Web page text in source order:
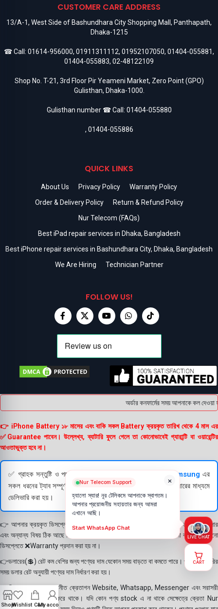
CUSTOMER CARE ADDRESS
13/A-1, West Side of Bashundhara City Shopping Mall, Panthapath,
Dhaka-1215
☎ Call: 01614-956000, 01911311112, 01952107050, 01404-055881,
01404-055883, 02-48122109
Shop No. T-21, 3rd Floor Pir Yeameni Market, Zero Point (GPO)
Gulisthan, Dhaka-1000.
Gulisthan number ☎ Call: 01404-055880
, 01404-055886
QUICK LINKS
About Us Privacy Policy
Warranty Policy
Order & Delivery Policy
Return & Refund Policy
Nur Telecom (FAQs)
Best iPad repair services in Dhaka, Bangladesh
Best iPhone repair services in Bashundhara City, Dhaka, Bangladesh
We Are Hiring
Technician Partner
FOLLOW US!
অর্ডার কনফার্মের সময় আপনাকে কল
👉 iPhone Battery ১৮ মাসের এবং বাকি সকল Battery ক্রয়কৃত তারিখ থেকে 4 মাস এর
✅Guarantee পাবেন। উল্লেখ্য, ব্যাটারি ফুলে গেলে তা কোনোভাবেই গ্যারান্টি বা ওয়ারেন্টির
আওতাভুক্ত হবে না।
✅ গ্রাহক সন্তুষ্টি ও পণ্যের স্বচ্ছতা নিশ্চিত করতে Samsung এর
সকল ধরনের ট্যাব সম্পূর্ণরূপে যাচাই (Check) করার পরই বিক্রি ও কুরিয়ারের মাধ্যমে
ডেলিভারি করা হয়।
👉 আপনার ক্রয়কৃত ডিসপ্লে স্থায়ী ভাবে লাগানোর আগে মোবাইলে লাগিয়ে চেক করে নিবেন কালার
এবং অন্যান্য বিষয় ঠিক আছে কিনা। শতভাগ নিশ্চিত হয়ে পলি তুলবেন। পলি তোলা বা আঠা লাগানো
ডিসপ্লেতে ❌Warranty প্রদান করা হয় না।
👉ডলারের(💲) রেট কম বেশির জন্য পণ্যের দাম যেকোন সময় বাড়তে বা কমতে পারে। পণ্য ডেলিভারির
সময় ডলার রেট অনুযায়ী পণ্যের দাম নির্ধারণ করা হয়।
👉বিঃ দ্রঃ- আমাদের সম্মানীত ক্রেতাগন Website, Whatsapp, Messenger এবং সরাসরী
ফোন করে পণ্য Order করে থাকে। যদি কোন পণ্য stock এ না থাকে সেক্ষেত্রে ক্রেতা Nur
ShopWishlist CartMy account
×
Nur Telecom Support
হ্যালো স্যার! নূর টেলিকমে আপনাকে স্বাগতম।
আপনার প্রয়োজনীয় সহায়তার জন্য আমরা
এখানে আছি।
Start WhatsApp Chat
LIVE CHAT
CART